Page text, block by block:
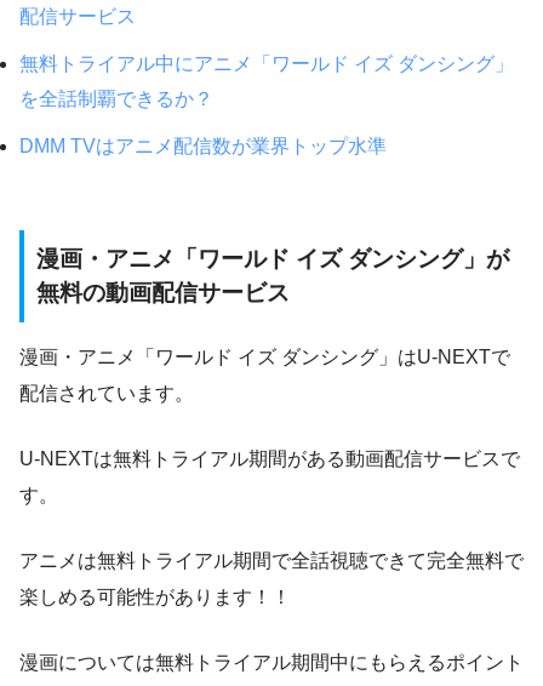
配信サービス
無料トライアル中にアニメ「ワールド イズ ダンシング」
を全話制覇できるか？
DMM TVはアニメ配信数が業界トップ水準
漫画・アニメ「ワールド イズ ダンシング」が
無料の動画配信サービス
漫画・アニメ「ワールド イズ ダンシング」はU-NEXTで
配信されています。
U-NEXTは無料トライアル期間がある動画配信サービスで
す。
アニメは無料トライアル期間で全話視聴できて完全無料で
楽しめる可能性があります！！
漫画については無料トライアル期間中にもらえるポイント